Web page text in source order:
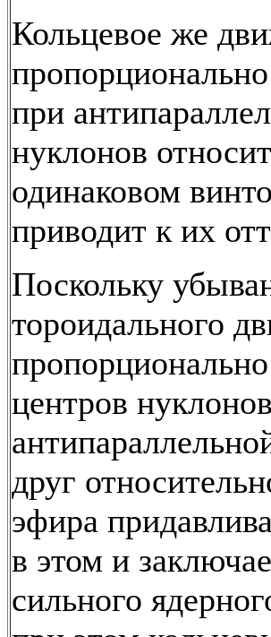
Кольцевое же
при
нуклонов
одинаковом
приводит к их
Поскольку
тороидального
центров
друг
эфира
в этом и
сильного